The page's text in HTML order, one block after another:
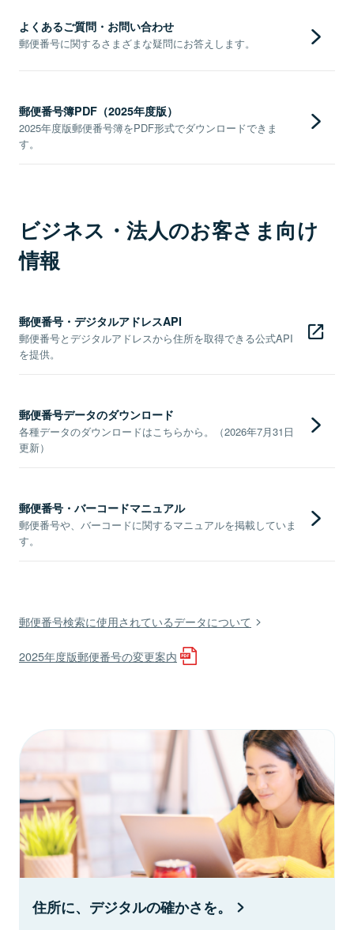
よくあるご質問・お問い合わせ
郵便番号に関するさまざまな疑問にお答えします。
郵便番号簿PDF（2025年度版）
2025年度版郵便番号簿をPDF形式でダウンロードできま
す。
ビジネス・法人のお客さま向け
情報
郵便番号・デジタルアドレスAPI
郵便番号とデジタルアドレスから住所を取得できる公式API
を提供。
郵便番号データのダウンロード
各種データのダウンロードはこちらから。（2026年7月31日
更新）
郵便番号・バーコードマニュアル
郵便番号や、バーコードに関するマニュアルを掲載していま
す。
郵便番号検索に使用されているデータについて
2025年度版郵便番号の変更案内
住所に、デジタルの確かさを。